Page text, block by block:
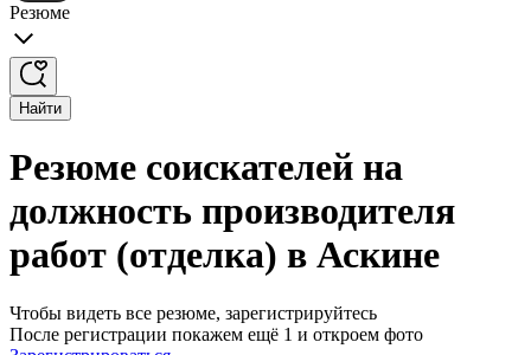
Резюме
Найти
Резюме соискателей на
должность производителя
работ (отделка) в Аскине
Чтобы видеть все резюме, зарегистрируйтесь
После регистрации покажем ещё 1 и откроем фото